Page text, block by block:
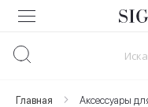
Skip
to
Главная Аксессуары